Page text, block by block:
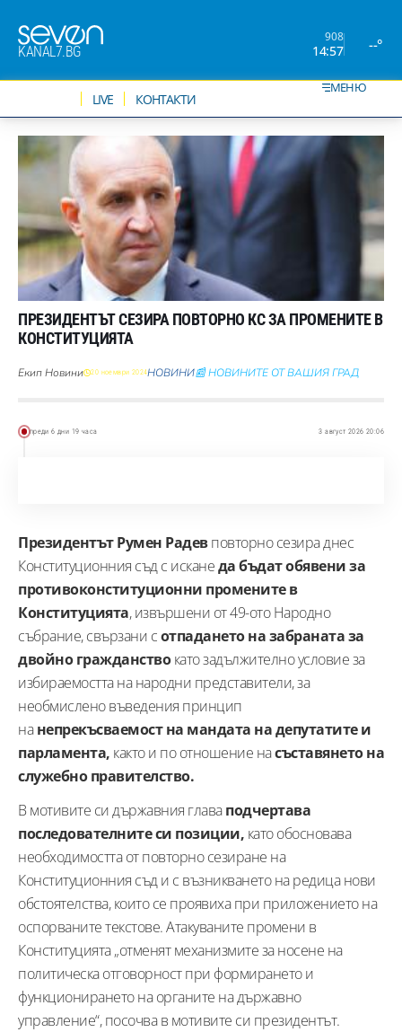
KANAL7.BG
908
14:57 --°
LIVE КОНТАКТИ
МЕНЮ
ПРЕЗИДЕНТЪТ СЕЗИРА ПОВТОРНО КС ЗА ПРОМЕНИТЕ В
КОНСТИТУЦИЯТА
Екип Новини 20 ноември 2024НОВИНИ📰 НОВИНИТЕ ОТ ВАШИЯ ГРАД
преди 6 дни 19 часа 3 август 2026 20:06
Президентът Румен Радевповторно сезира днес
Конституционния съд с исканеда бъдат обявени за
противоконституционни промените в
Конституцията, извършени от 49-ото Народно
събрание, свързани сотпадането на забраната за
двойно гражданствокато задължително условие за
избираемостта на народни представители, за
необмислено въведения принцип
нанепрекъсваемост на мандата на депутатите и
парламента, както и по отношение насъставянето на
служебно правителство.
В мотивите си държавния главаподчертава
последователните си позиции, като обосновава
необходимостта от повторно сезиране на
Конституционния съд и с възникването на редица нови
обстоятелства, които се проявиха при приложението на
оспорваните текстове. Атакуваните промени в
Конституцията „отменят механизмите за носене на
политическа отговорност при формирането и
функционирането на органите на държавно
управление“, посочва в мотивите си президентът.